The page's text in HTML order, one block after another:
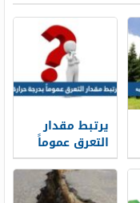
يرتبط مقدار
التعرق عموماً
بدرجة حرارة